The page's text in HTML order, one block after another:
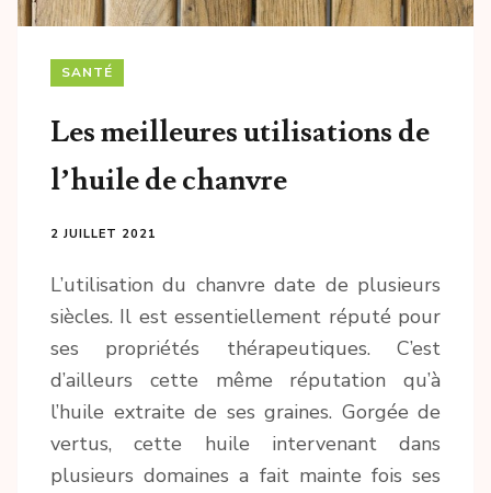
SANTÉ
Les meilleures utilisations de
l’huile de chanvre
2 JUILLET 2021
L’utilisation du chanvre date de plusieurs
siècles. Il est essentiellement réputé pour
ses propriétés thérapeutiques. C’est
d’ailleurs cette même réputation qu’à
l’huile extraite de ses graines. Gorgée de
vertus, cette huile intervenant dans
plusieurs domaines a fait mainte fois ses